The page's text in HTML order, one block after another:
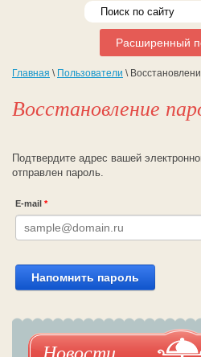
Расширенный
Главная \ Пользователи \
Восстановление
Подтвердите адрес вашей
отправлен пароль.
E-mail*
Напомнить пароль
Новости